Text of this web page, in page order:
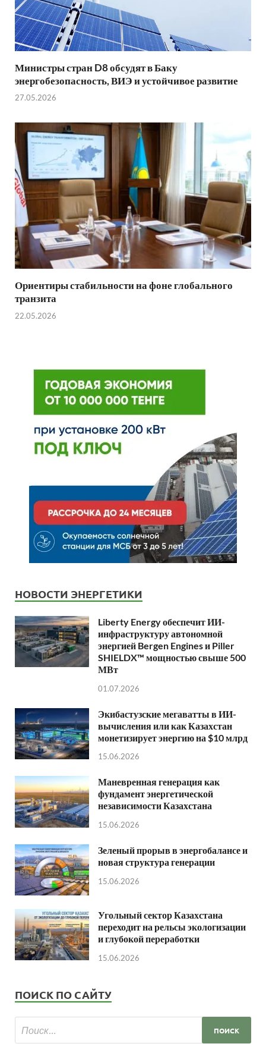
Министры стран D8 обсудят в Баку
энергобезопасность, ВИЭ и устойчивое развитие
27.05.2026
Ориентиры стабильности на фоне глобального
транзита
22.05.2026
НОВОСТИ ЭНЕРГЕТИКИ
Liberty Energy обеспечит ИИ-
инфраструктуру автономной
энергией Bergen Engines и Piller
SHIELDX™ мощностью свыше 500
МВт
01.07.2026
Экибастузские мегаватты в ИИ-
вычисления или как Казахстан
монетизирует энергию на $10 млрд
15.06.2026
Маневренная генерация как
фундамент энергетической
независимости Казахстана
15.06.2026
Зеленый прорыв в энергобалансе и
новая структура генерации
15.06.2026
Угольный сектор Казахстана
переходит на рельсы экологизации
и глубокой переработки
15.06.2026
ПОИСК ПО САЙТУ